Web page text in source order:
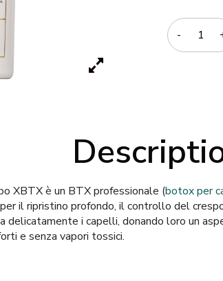
Quantity
XBTX è un BTX professionale (botox per
il ripristino profondo, il controllo del
delicatamente i capelli, donando loro un
e senza vapori tossici.